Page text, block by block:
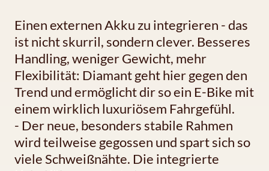
Einen externen Akku zu integrieren - das
ist nicht skurril, sondern clever. Besseres
Handling, weniger Gewicht, mehr
Flexibilität: Diamant geht hier gegen den
Trend und ermöglicht dir so ein E-Bike mit
einem wirklich luxuriösem Fahrgefühl.
- Der neue, besonders stabile Rahmen
wird teilweise gegossen und spart sich so
viele Schweißnähte. Die integrierte